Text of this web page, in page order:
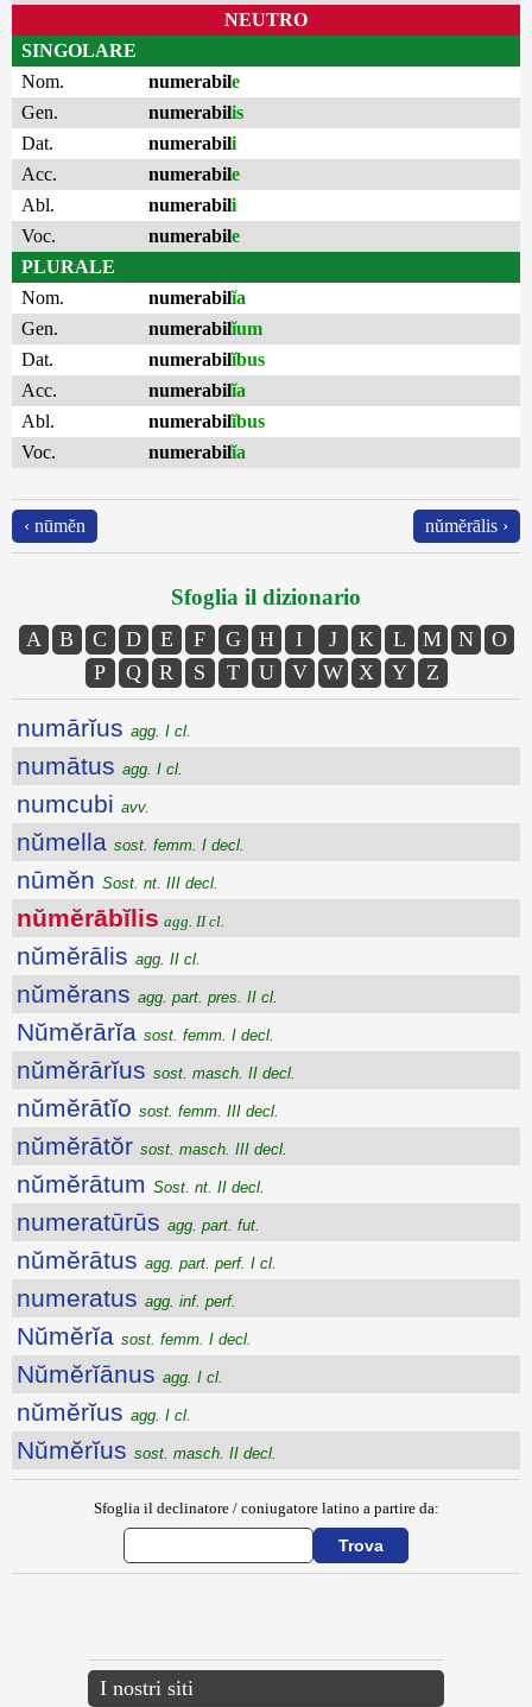
NEUTRO
SINGOLARE
Nom.
numerabile
Gen.
numerabilis
Dat.
numerabili
Acc.
numerabile
Abl.
numerabili
Voc.
numerabile
PLURALE
Nom.
numerabilĭa
Gen.
numerabilĭum
Dat.
numerabilĭbus
Acc.
numerabilĭa
Abl.
numerabilĭbus
Voc.
numerabilĭa
‹ nūmĕn nŭmĕrālis ›
Sfoglia il dizionario
A B C D E F G H I J K L M N
O
P
Q R S T U V W X Y Z
numārĭus agg. I cl.
numātus agg. I cl.
numcubi avv.
nŭmella sost. femm. I decl.
nūmĕn Sost. nt. III decl.
nŭmĕrābĭlis agg. II cl.
nŭmĕrālis agg. II cl.
nŭmĕrans agg. part. pres. II cl.
Nŭmĕrārĭa sost. femm. I decl.
nŭmĕrārĭus sost. masch. II decl.
nŭmĕrātĭo sost. femm. III decl.
nŭmĕrātŏr sost. masch. III decl.
nŭmĕrātum Sost. nt. II decl.
numeratūrūs agg. part. fut.
nŭmĕrātus agg. part. perf. I cl.
numeratus agg. inf. perf.
Nŭmĕrĭa sost. femm. I decl.
Nŭmĕrĭānus agg. I cl.
nŭmĕrĭus agg. I cl.
Nŭmĕrĭus sost. masch. II decl.
Sfoglia il declinatore / coniugatore latino a partire da:
I nostri siti